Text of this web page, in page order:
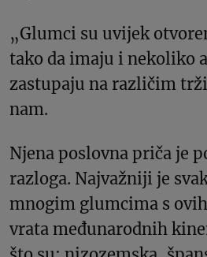
„Glumci su uvijek
tako da imaju i nekoliko
zastupaju na različim
nam.
Njena poslovna priča je
razloga. Najvažniji je
mnogim glumcima s
vrata međunarodnih